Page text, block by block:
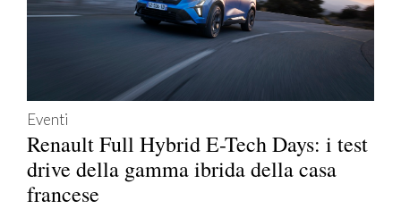
Eventi
Renault Full Hybrid E-Tech Days: i test
drive della gamma ibrida della casa
francese